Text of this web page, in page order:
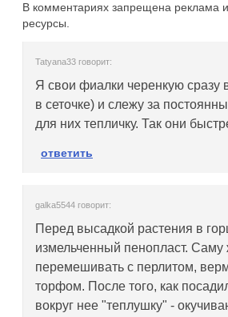
В комментариях запрещена реклама
ресурсы.
Tatyana33 говорит:
Я свои фиалки черенкую сразу
в сеточке) и слежу за
для них тепличку. Так они
ответить
galka5544 говорит:
Перед высадкой растения в
измельченный пенопласт.
перемешивать с перлитом,
торфом. После того, как
вокруг нее "теплушку" -